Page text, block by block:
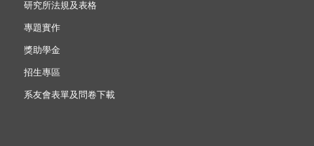
研究所法規及表格
專題實作
獎助學金
招生專區
系友會表單及問卷下載